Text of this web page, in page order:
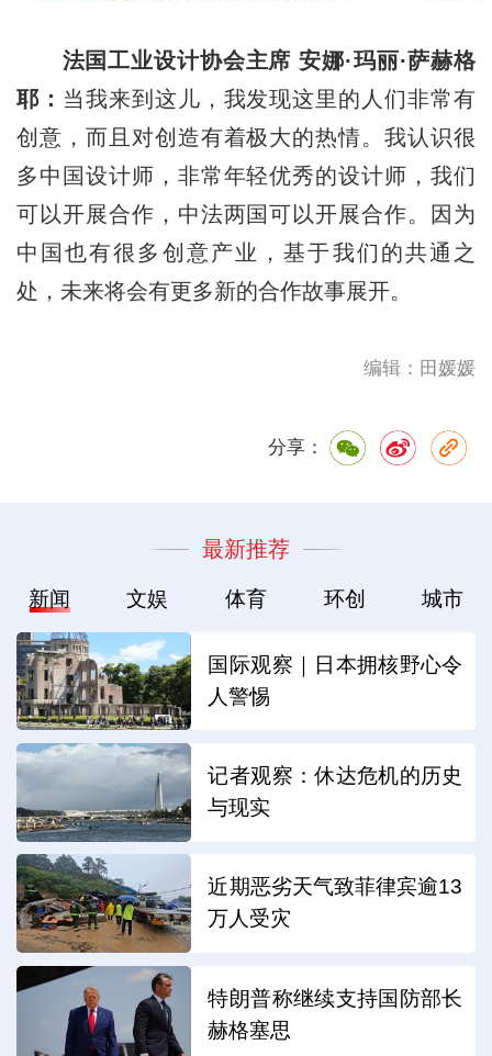
法国工业设计协会主席 安娜·玛丽·萨赫格
耶： 当我来到这儿，我发现这里的人们非常有
创意，而且对创造有着极大的热情。我认识很
多中国设计师，非常年轻优秀的设计师，我们
可以开展合作，中法两国可以开展合作。因为
中国也有很多创意产业，基于我们的共通之
处，未来将会有更多新的合作故事展开。
编辑：田媛媛
分享：
最新推荐
新闻 文娱 体育 环创 城市
国际观察｜日本拥核野心令
人警惕
记者观察：休达危机的历史
与现实
近期恶劣天气致菲律宾逾13
万人受灾
特朗普称继续支持国防部长
赫格塞思